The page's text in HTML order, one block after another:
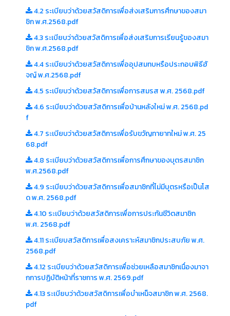
4.2 ระเบียบว่าด้วยสวัสดิการเพื่อส่งเสริมการศึกษาของสมา
ชิก พ.ศ.2568.pdf
4.3 ระเบียบว่าด้วยสวัสดิการเพื่อส่งเสริมการเรียนรู้ของสมา
ชิก พ.ศ.2568.pdf
4.4 ระเบียบว่าด้วยสวัสดิการเพื่ออุปสมทบหรือประกอบพิธีฮั
จญ์ พ.ศ.2568.pdf
4.5 ระเบียบว่าด้วยสวัสดิการเพื่อการสมรส พ.ศ. 2568.pdf
4.6 ระเบียบว่าด้วยสวัสดิการเพื่อบ้านหลังใหม่ พ.ศ. 2568.pd
f
4.7 ระเบียบว่าด้วยสวัสดิการเพื่อรับขวัญทายาทใหม่ พ.ศ. 25
68.pdf
4.8 ระเบียบว่าด้วยสวัสดิการเพื่อการศึกษาของบุตรสมาชิก
พ.ศ.2568.pdf
4.9 ระเบียบว่าด้วยสวัสดิการเพื่อสมาชิกที่ไม่มีบุตรหรือเป็นโส
ด พ.ศ. 2568.pdf
4.10 ระเบียบว่าด้วยสวัสดิการเพื่อการประกันชีวิตสมาชิก
พ.ศ. 2568.pdf
4.11 ระเบียบสวัสดิการเพื่อสงเคราะห์สมาชิกประสบภัย พ.ศ.
2568.pdf
4.12 ระเบียบว่าด้วยสวัสดิการเพื่อช่วยเหลือสมาชิกเนื่องมาจา
กการปฏิบัติหน้าที่ราชการ พ.ศ. 2569.pdf
4.13 ระเบียบว่าด้วยสวัสดิการเพื่อบำเหน็จสมาชิก พ.ศ. 2568.
pdf